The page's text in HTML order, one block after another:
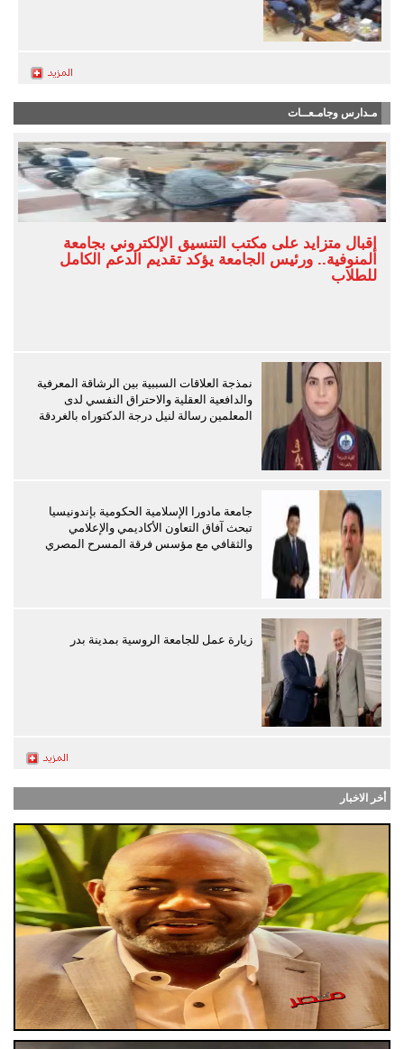
مـدارس وجامـعــات
إقبال متزايد على مكتب التنسيق الإلكتروني بجامعة
المنوفية.. ورئيس الجامعة يؤكد تقديم الدعم الكامل
للطلاب
نمذجة العلاقات السببية بين الرشاقة المعرفية
والدافعية العقلية والاحتراق النفسي لدى
المعلمين رسالة لنيل درجة الدكتوراه بالغردقة
جامعة مادورا الإسلامية الحكومية بإندونيسيا
تبحث آفاق التعاون الأكاديمي والإعلامي
والثقافي مع مؤسس فرقة المسرح المصري
زيارة عمل للجامعة الروسية بمدينة بدر
أخر الاخبار